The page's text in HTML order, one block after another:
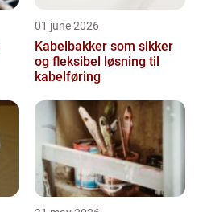
01 june 2026
Kabelbakker som sikker
og fleksibel løsning til
kabelføring